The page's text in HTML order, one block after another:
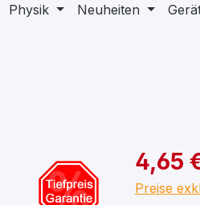
Physik Neuheiten
4,65
Preise